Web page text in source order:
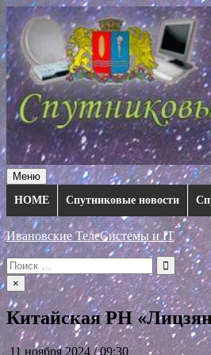
Перейти
к
содержимому
Меню
HOME
Спутниковые новости
Ивановские ТелеСистемы и IT
Искать:
×
Китайская РН
11 ноября 2024 / 09:30